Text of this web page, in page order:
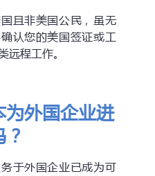
且非美国公民，虽无
认您的美国签证或工
远程工作。
为外国企业进
于外国企业已成为可